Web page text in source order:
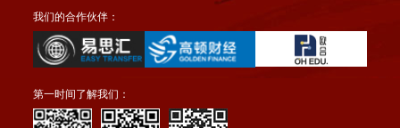
我们的合作伙伴：
第一时间了解我们：